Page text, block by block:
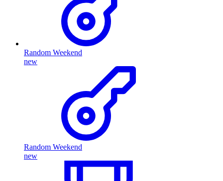
Random Weekend
new
Random Weekend
new